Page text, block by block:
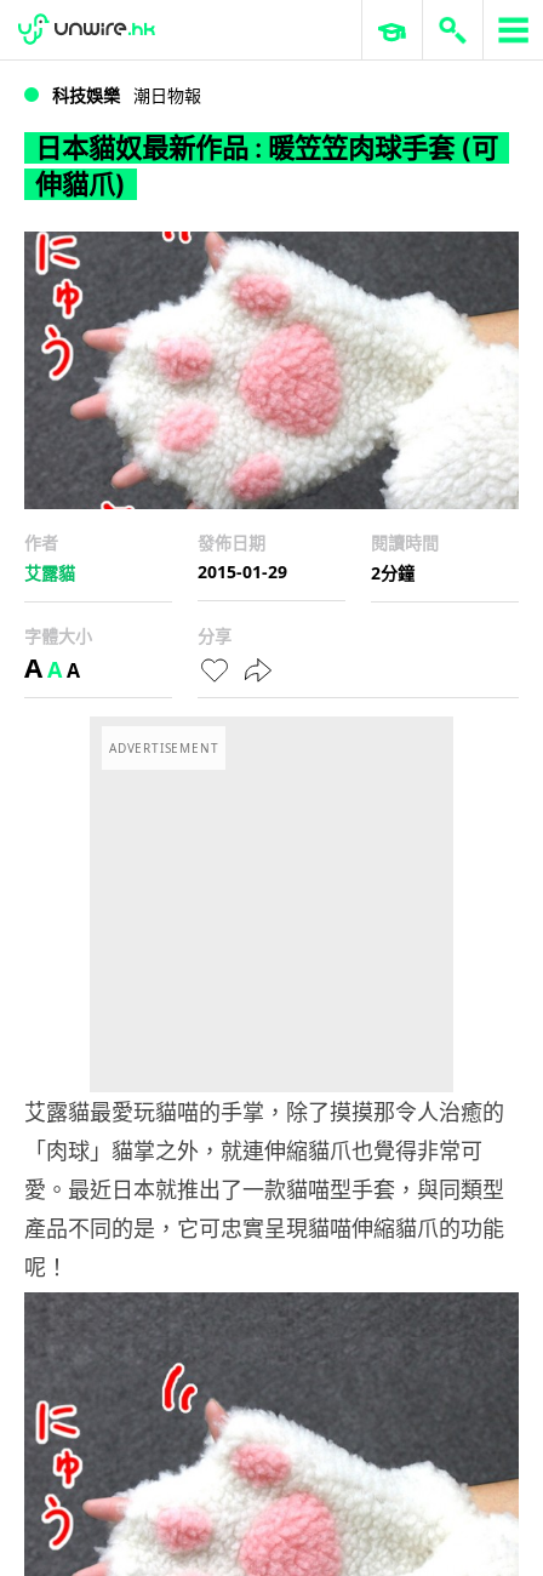
WWDC 2026 ERP 與商業 AI
科技娛樂 潮日物報
日本貓奴最新作品 : 暖笠笠肉球手套 (可
伸貓爪)
作者
艾露貓
發佈日期
2015-01-29
閱讀時間
2分鐘
字體大小
AAA
分享
ADVERTISEMENT
艾露貓最愛玩貓喵的手掌，除了摸摸那令人治癒的
「肉球」貓掌之外，就連伸縮貓爪也覺得非常可
愛。最近日本就推出了一款貓喵型手套，與同類型
產品不同的是，它可忠實呈現貓喵伸縮貓爪的功能
呢！